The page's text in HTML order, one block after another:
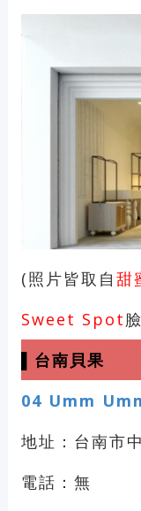
(照片皆取自 甜
Sweet Spot
▌台南貝果
04 Umm
地址：台南市
電話：無